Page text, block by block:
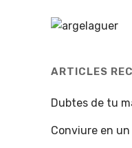
ARTICLES
Dubtes de tu
Conviure en